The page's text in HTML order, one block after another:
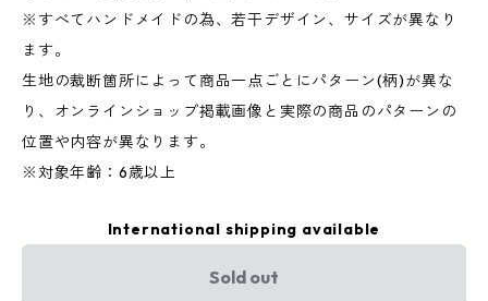
※すべてハンドメイドの為、若干デザイン、サイズが異なり
ます。
生地の裁断箇所によって商品一点ごとにパターン(柄)が異な
り、オンラインショップ掲載画像と実際の商品のパターンの
位置や内容が異なります。
※対象年齢：6歳以上
International shipping available
Sold out